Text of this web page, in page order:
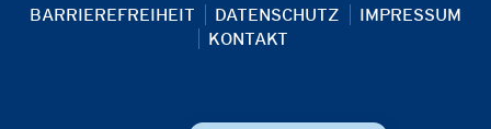
BARRIEREFREIHEIT DATENSCHUTZ
IMPRESSUM
KONTAKT